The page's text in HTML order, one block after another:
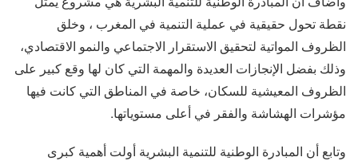
نقطة تحول حقيقية في عملية التنمية في المغرب ، وخلق
الظروف المواتية لتحقيق الاستقرار الاجتماعي والنمو الاقتصادي،
وذلك بفضل الإنجازات العديدة والمهمة التي كان لها وقع كبير على
الظروف المعيشية للسكان، خاصة في المناطق التي كانت فيها
مؤشرات الهشاشة والفقر في أعلى مستوياتها.
وتابع أن المبادرة الوطنية للتنمية البشرية أولت أهمية كبرى